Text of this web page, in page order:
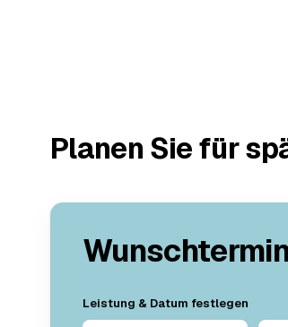
Planen Sie für
Leistung & Datum festlegen